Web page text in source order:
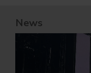
News